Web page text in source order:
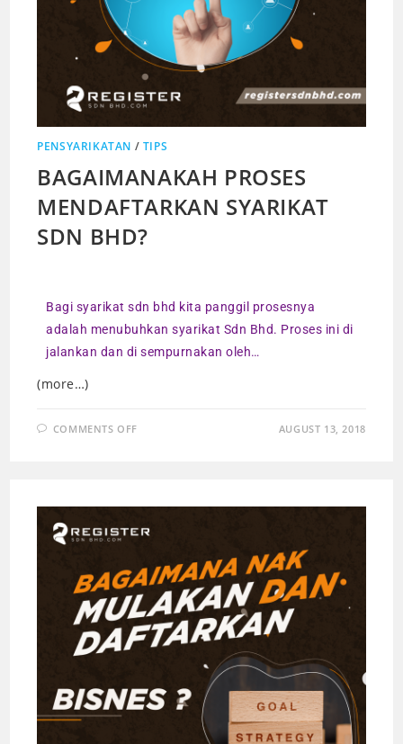
PENSYARIKATAN / TIPS
BAGAIMANAKAH PROSES
MENDAFTARKAN SYARIKAT
SDN BHD?
Bagi syarikat sdn bhd kita panggil prosesnya
adalah menubuhkan syarikat Sdn Bhd. Proses ini di
jalankan dan di sempurnakan oleh…
(more…)
COMMENTS OFF AUGUST 13, 2018